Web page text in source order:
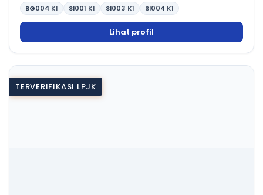
BG004 K1 SI001 K1 SI003 K1 SI004 K1
Lihat profil
TERVERIFIKASI LPJK